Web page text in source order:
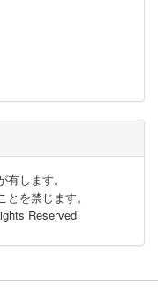
します。
を禁じます。
Reserved